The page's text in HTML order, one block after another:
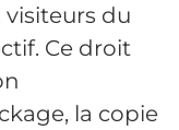
du
Ce droit
la copie